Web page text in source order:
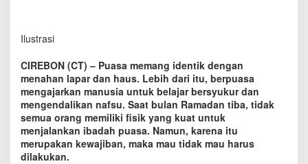
A
n
d
a
S
e
h
Ilustrasi
CIREBON (CT) – Puasa memang identik dengan
menahan lapar dan haus. Lebih dari itu, berpuasa
mengajarkan manusia untuk belajar bersyukur dan
mengendalikan nafsu. Saat bulan Ramadan tiba, tidak
semua orang memiliki fisik yang kuat untuk
menjalankan ibadah puasa. Namun, karena itu
merupakan kewajiban, maka mau tidak mau harus
dilakukan.